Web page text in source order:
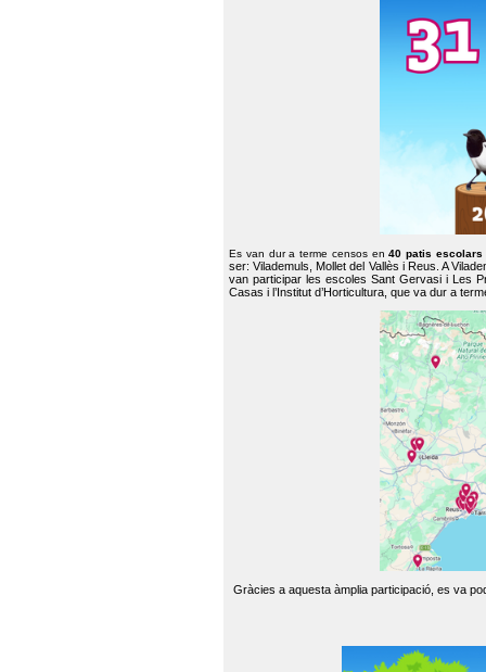
Es van dur a terme censos en40 patis escolars
ser: Vilademuls, Mollet del Vallès i Reus. A
van participar les escoles Sant Gervasi i Les
Casas i l’Institut d’Horticultura, que va dur a
Gràcies a aquesta àmplia participació, es va